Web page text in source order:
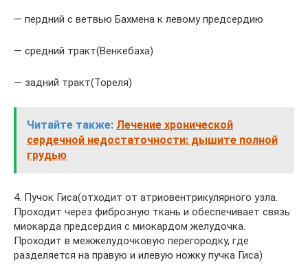
— пердний с ветвью Бахмена к левому предсердию
— средний тракт(Венкебаха)
— задний тракт(Тореля)
Читайте также: Лечение хронической
сердечной недостаточности: дышите полной
грудью
4. Пучок Гиса(отходит от атриовентрикулярного узла.
Проходит через фиброзную ткань и обеспечивает связь
миокарда предсердия с миокардом желудочка.
Проходит в межжелудочковую перегородку, где
разделяется на правую и илевую ножку пучка Гиса)